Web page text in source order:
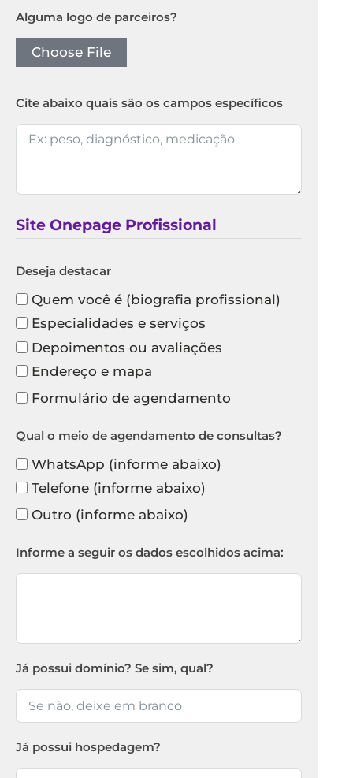
Alguma logo de parceiros?
Choose File
Cite abaixo quais são os campos específicos
Site Onepage Profissional
Deseja destacar
Quem você é (biografia profissional)
Especialidades e serviços
Depoimentos ou avaliações
Endereço e mapa
Formulário de agendamento
Qual o meio de agendamento de consultas?
WhatsApp (informe abaixo)
Telefone (informe abaixo)
Outro (informe abaixo)
Informe a seguir os dados escolhidos acima:
Já possui domínio? Se sim, qual?
Já possui hospedagem?